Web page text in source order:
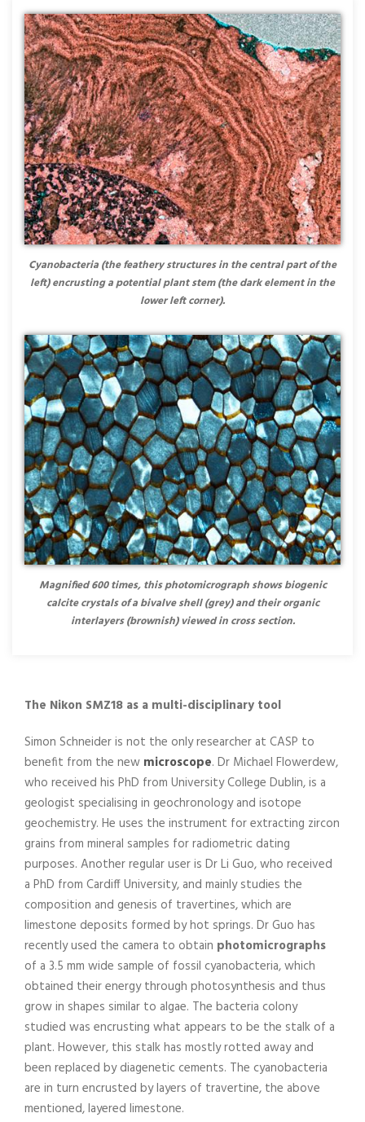
Cyanobacteria (the feathery structures in the central part of the
left) encrusting a potential plant stem (the dark element in the
lower left corner).
Magnified 600 times, this photomicrograph shows biogenic
calcite crystals of a bivalve shell (grey) and their organic
interlayers (brownish) viewed in cross section.
The Nikon SMZ18 as a multi-disciplinary tool
Simon Schneider is not the only researcher at CASP to
benefit from the new microscope. Dr Michael Flowerdew,
who received his PhD from University College Dublin, is a
geologist specialising in geochronology and isotope
geochemistry. He uses the instrument for extracting zircon
grains from mineral samples for radiometric dating
purposes. Another regular user is Dr Li Guo, who received
a PhD from Cardiff University, and mainly studies the
composition and genesis of travertines, which are
limestone deposits formed by hot springs. Dr Guo has
recently used the camera to obtain photomicrographs
of a 3.5 mm wide sample of fossil cyanobacteria, which
obtained their energy through photosynthesis and thus
grow in shapes similar to algae. The bacteria colony
studied was encrusting what appears to be the stalk of a
plant. However, this stalk has mostly rotted away and
been replaced by diagenetic cements. The cyanobacteria
are in turn encrusted by layers of travertine, the above
mentioned, layered limestone.